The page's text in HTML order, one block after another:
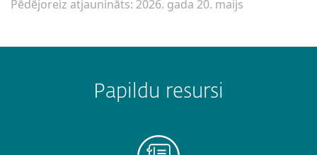
Pēdējoreiz atjaunināts: 2026. gada 20. maijs
Papildu resursi